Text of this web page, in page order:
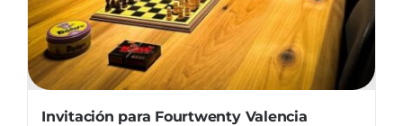
Invitación para Fourtwenty Valencia